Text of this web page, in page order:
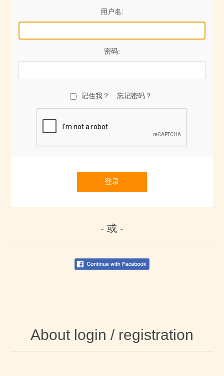
用户名:
密码:
记住我？ 忘记密码？
登录
- 或 -
About login / registration